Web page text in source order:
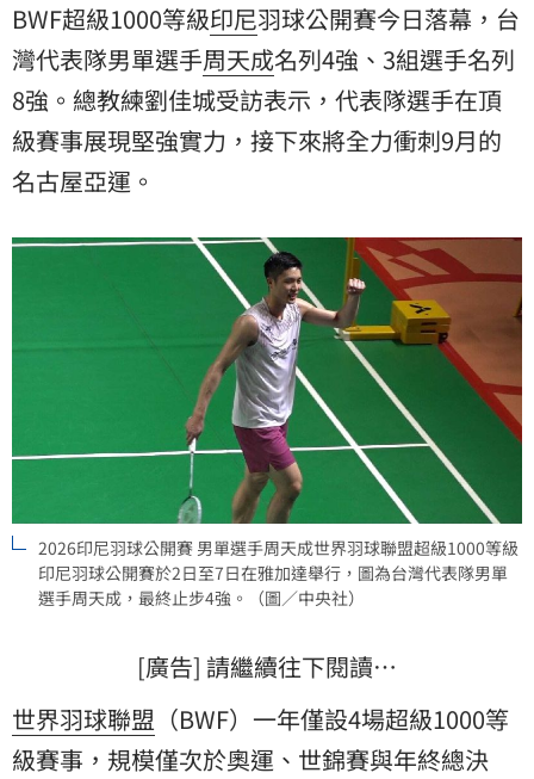
BWF超級1000等級印尼羽球公開賽今日落幕， 台
灣代表隊男單選手周天成名列4強、3組選手名列
8強。總教練劉佳城受訪表示，代表隊選手在頂
級賽事展現堅強實力，接下來將全力衝刺9月的
名古屋亞運。
2026印尼羽球公開賽 男單選手周天成世界羽球聯盟超級1000等級
印尼羽球公開賽於2日至7日在雅加達舉行，圖為台灣代表隊男單
選手周天成，最終止步4強。（圖／中央社）
[廣告] 請繼續往下閱讀…
世界羽球聯盟 （BWF）一年僅設4場超級1000等
級賽事，規模僅次於奧運、世錦賽與年終總決